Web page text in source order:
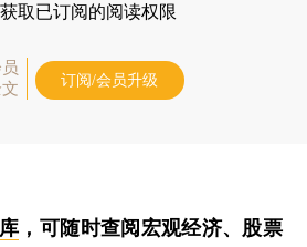
取已订阅的阅读权限
订阅/会员升级
，可随时查阅宏观经济、股票